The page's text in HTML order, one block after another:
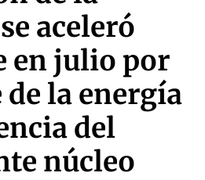
aceleró
en julio por
la energía
del
núcleo